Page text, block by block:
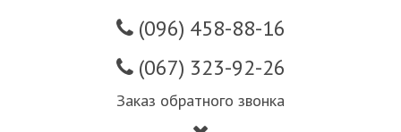
(096) 458-88-16
(067) 323-92-26
Заказ обратного звонка